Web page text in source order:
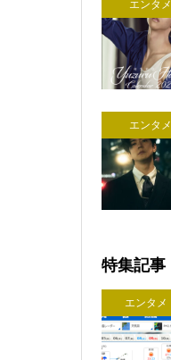
エンタメ
エンタメ
特集記事
エンタメ